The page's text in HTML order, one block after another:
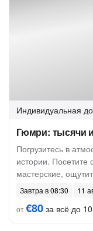
Индивидуальная
Гюмри: тысячи
Погрузитесь в
истории. Посетите
мастерские,
Завтра в 08:30
11
от€80 за всё до